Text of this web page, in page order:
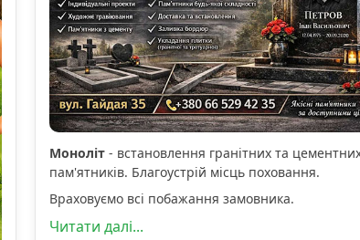
Моноліт- встановлення гранітних та
пам'ятників. Благоустрій місць поховання.
Враховуємо всі побажання замовника.
Читати далі...